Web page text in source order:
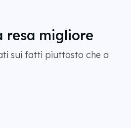
resa migliore
sui fatti piuttosto che a